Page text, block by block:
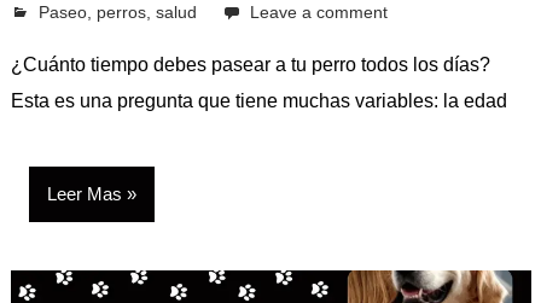
octubre 12, 2023
Pcvkk
Paseo, perros, salud Leave a comment
¿Cuánto tiempo debes pasear a tu perro todos los días?
Esta es una pregunta que tiene muchas variables: la edad
Leer Mas